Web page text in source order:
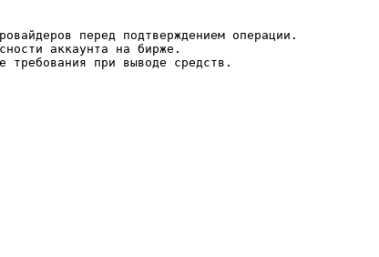
перед подтверждением операции.
аккаунта на бирже.